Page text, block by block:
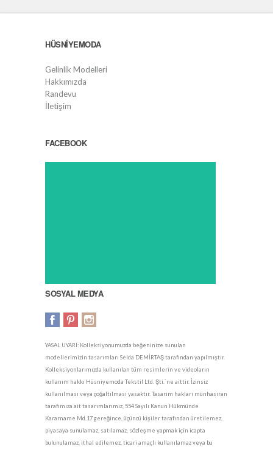
HÜSNIYEMODA
Gelinlik Modelleri
Hakkımızda
Randevu
İletişim
FACEBOOK
SOSYAL MEDYA
YASAL UYARI: Kolleksiyonumuzda beğeninize sunulan
modellerimizin tasarımları Selda DEMİRTAŞ tarafından yapılmıştır.
Kolleksiyonlarımızda kullanılan tüm resimlerin ve videoların
kullanım hakkı Hüsniyemoda Tekstil Ltd. Şti.`ne aittir. İzinsiz
kullanılması veya çoğaltılması yasaktır. Tasarım hakları münhasıran
tarafımıza ait tasarımlarımız, 554 Sayılı Kanun Hükmünde
Kararname Md.17 gereğince, üçüncü kişiler tarafından üretilemez,
piyasaya sunulamaz, satılamaz, sözleşme yapmak için icapta
bulunulamaz, ithal edilemez, ticari amaçlı kullanılamaz veya bu